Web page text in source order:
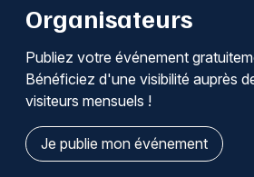
Organisateurs
Publiez votre événement
Bénéficiez d'une visibilité auprès
visiteurs mensuels !
Je publie mon événement